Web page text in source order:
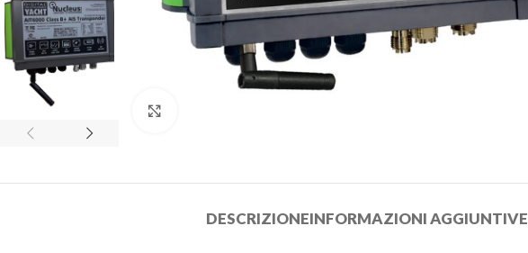
DESCRIZIONEINFORMAZIONI AGGIUNTIVE